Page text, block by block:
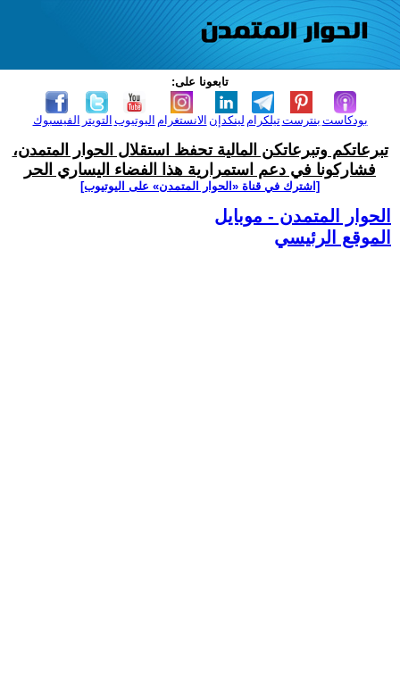
تابعونا على:
الفيسبوك التويتر اليوتيوب الانستغرام لينكدإن تيلكرامبنترست بودكاست
تبرعاتكم وتبرعاتكن المالية تحفظ استقلال الحوار المتمدن،
فشاركونا في دعم استمرارية هذا الفضاء اليساري الحر
[اشترك في قناة ‫«الحوار المتمدن» على اليوتيوب]
الحوار المتمدن - موبايل
الموقع الرئيسي